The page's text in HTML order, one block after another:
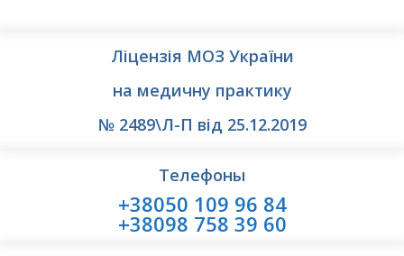
Ліцензія МОЗ України
на медичну практику
№ 2489\Л-П від 25.12.2019
Телефоны
+38050 109 96 84
+38098 758 39 60